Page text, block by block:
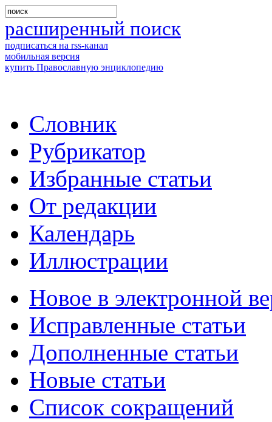
расширенный поиск
подписаться на rss-канал
мобильная версия
купить Православную энциклопедию
Словник
Рубрикатор
Избранные статьи
От редакции
Календарь
Иллюстрации
Новое в электронной
Исправленные статьи
Дополненные статьи
Новые статьи
Список сокращений